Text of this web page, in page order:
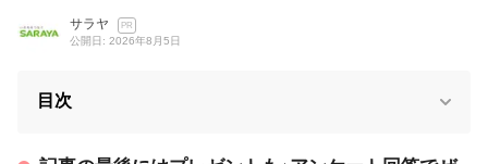
サラヤ PR
公開日: 2026年8月5日
目次